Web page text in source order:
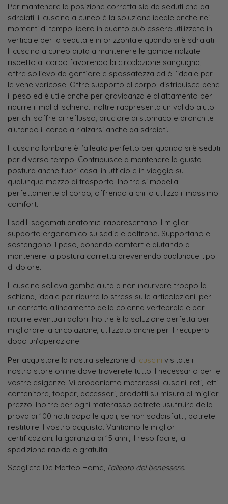
Per mantenere la posizione corretta sia da seduti che da
sdraiati, il cuscino a cuneo è la soluzione ideale anche nei
momenti di tempo libero in quanto può essere utilizzato in
verticale per la seduta e in orizzontale quando si è sdraiati.
Il cuscino a cuneo aiuta a mantenere le gambe rialzate
rispetto al corpo favorendo la circolazione sanguigna,
offre sollievo da gonfiore e spossatezza ed è l’ideale per
le vene varicose. Offre supporto al corpo, distribuisce bene
il peso ed è utile anche per gravidanza e allattamento per
ridurre il mal di schiena. Inoltre rappresenta un valido aiuto
per chi soffre di reflusso, bruciore di stomaco e bronchite
aiutando il corpo a rialzarsi anche da sdraiati.
Il cuscino lombare è l’alleato perfetto per quando si è seduti
per diverso tempo. Contribuisce a mantenere la giusta
postura anche fuori casa, in ufficio e in viaggio su
qualunque mezzo di trasporto. Inoltre si modella
perfettamente al corpo, offrendo a chi lo utilizza il massimo
comfort.
I sedili sagomati anatomici rappresentano il miglior
supporto ergonomico su sedie e poltrone. Supportano e
sostengono il peso, donando comfort e aiutando a
mantenere la postura corretta prevenendo qualunque tipo
di dolore.
Il cuscino solleva gambe aiuta a non incurvare troppo la
schiena, ideale per ridurre lo stress sulle articolazioni, per
un corretto allineamento della colonna vertebrale e per
ridurre eventuali dolori. Inoltre è la soluzione perfetta per
migliorare la circolazione, utilizzato anche per il recupero
dopo un’operazione.
Per acquistare la nostra selezione di cuscini visitate il
nostro store online dove troverete tutto il necessario per le
vostre esigenze. Vi proponiamo materassi, cuscini, reti, letti
contenitore, topper, accessori, prodotti su misura al miglior
prezzo. Inoltre per ogni materasso potrete usufruire della
prova di 100 notti dopo le quali, se non soddisfatti, potrete
restituire il vostro acquisto. Vantiamo le migliori
certificazioni, la garanzia di 15 anni, il reso facile, la
spedizione rapida e gratuita.
Scegliete De Matteo Home, l’alleato del benessere.